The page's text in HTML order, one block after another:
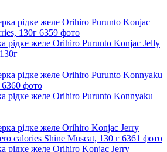
рідке желе Orihiro Purunto Konjac Jelly
рідке желе Orihiro Purunto Konnyaku
рідке желе Orihiro Konjac Jerry